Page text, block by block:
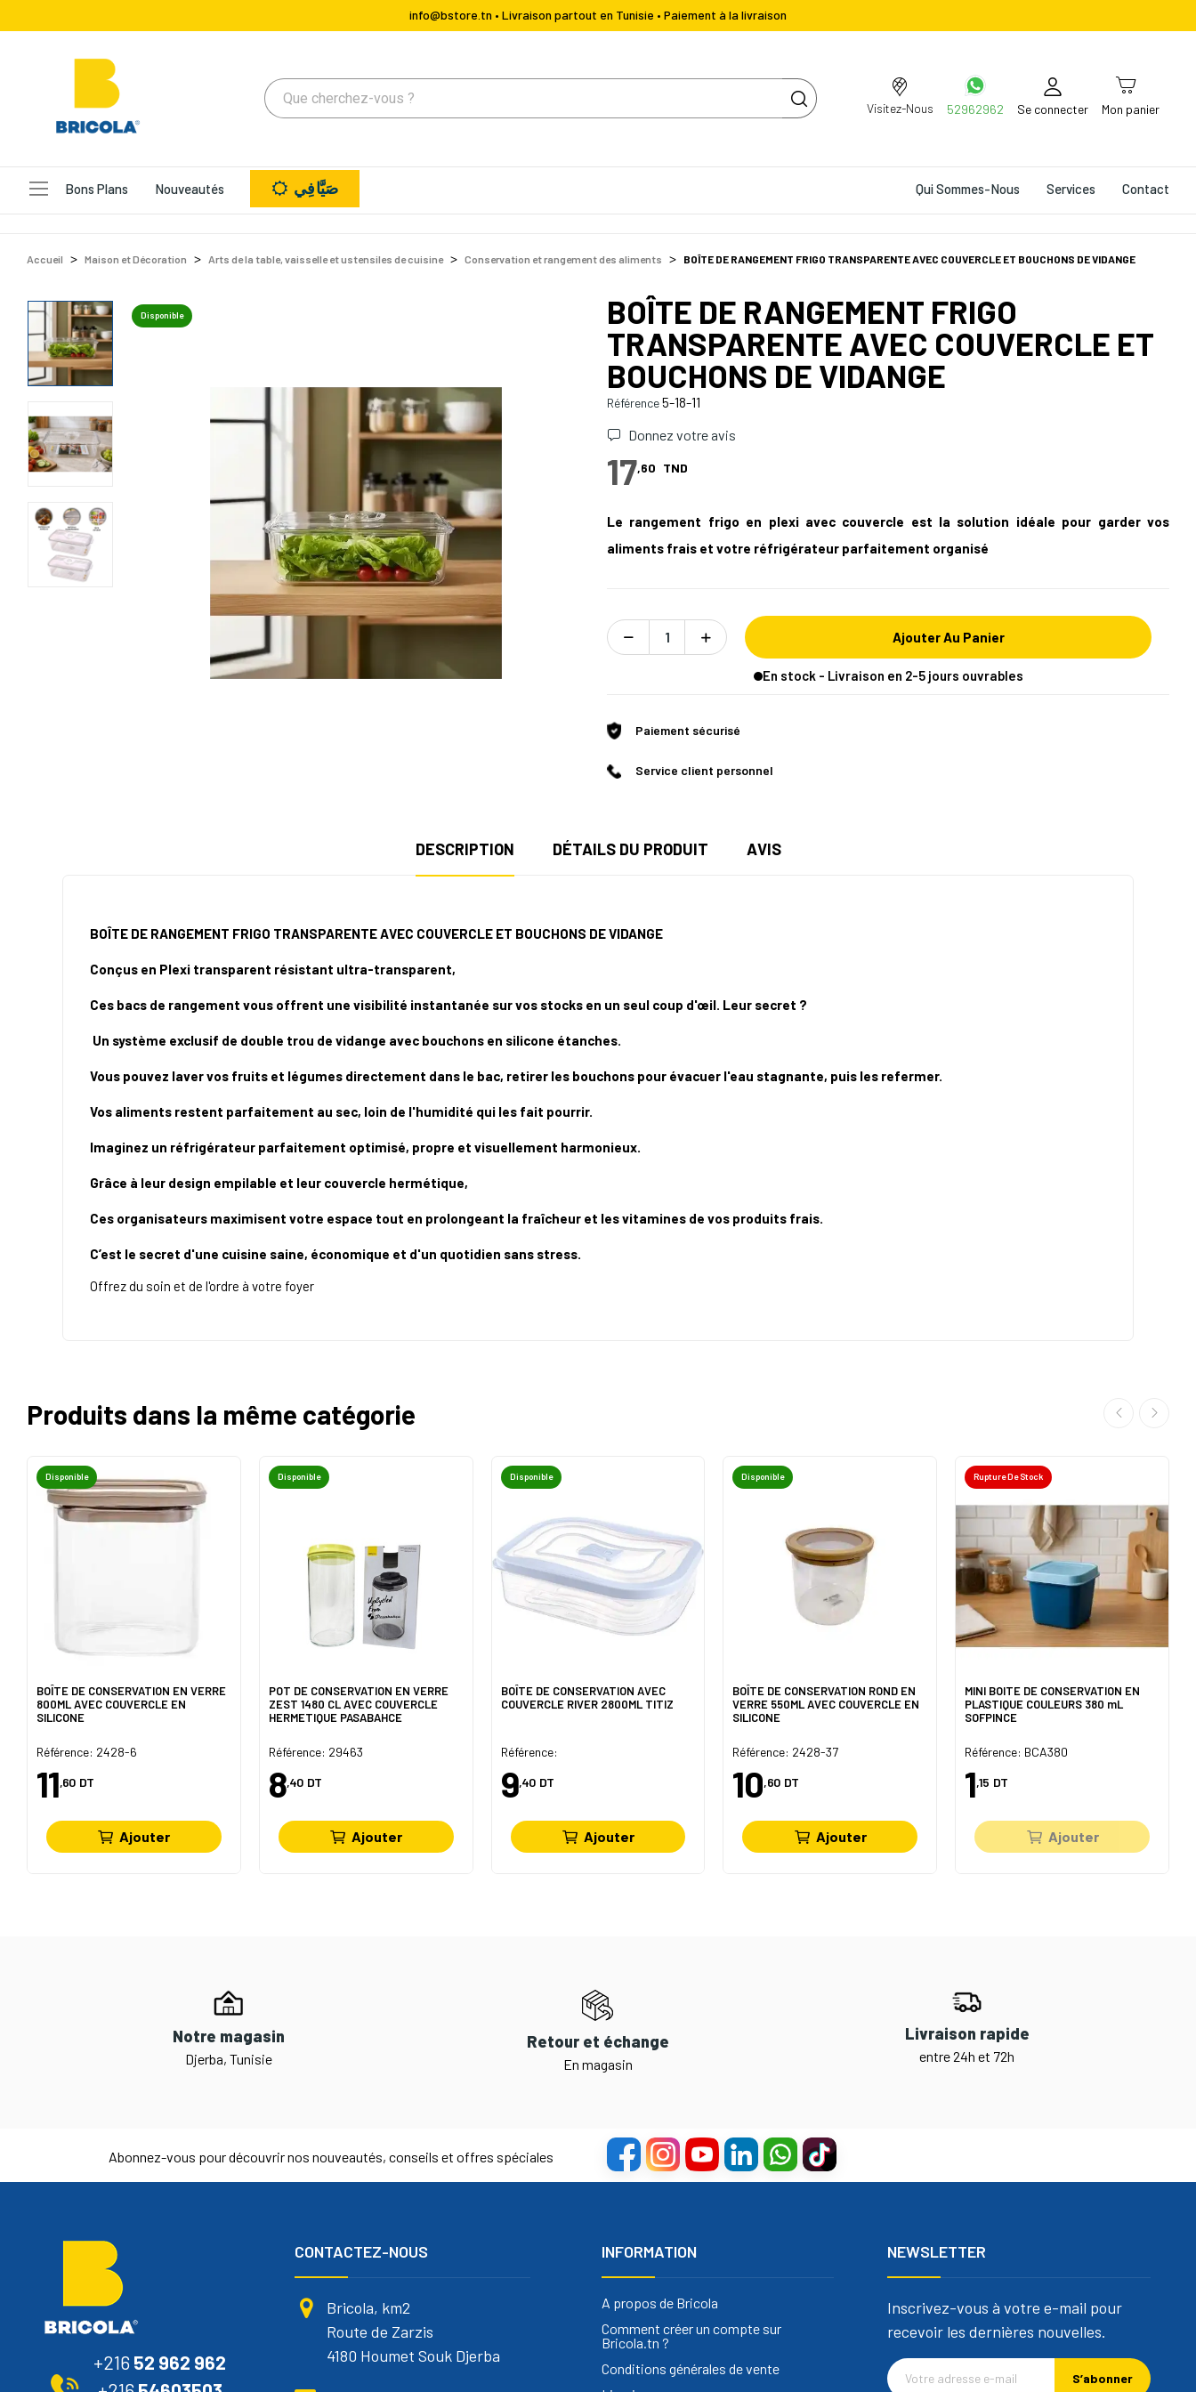
info@bstore.tn • Livraison partout en Tunisie • Paiement à la livraison
Visitez-Nous 52962962 Se connecter Mon panier
Bons Plans Nouveautés Qui Sommes-Nous Services Contact صَيَّافِي
Accueil Maison et Décoration Arts de la table, vaisselle et ustensiles de cuisine Conservation et rangement des aliments BOÎTE DE RANGEMENT FRIGO TRANSPARENTE AVEC COUVERCLE ET BOUCHONS DE VIDANGE
Disponible
BOÎTE DE RANGEMENT FRIGO
TRANSPARENTE AVEC COUVERCLE ET
BOUCHONS DE VIDANGE
Référence5-18-11
Donnez votre avis
17,60 TND
Le rangement frigo en plexi avec couvercle est la solution idéale pour garder vos
aliments frais et votre réfrigérateur parfaitement organisé
Ajouter Au Panier
En stock - Livraison en 2-5 jours ouvrables
Paiement sécurisé
Service client personnel
DESCRIPTION DÉTAILS DU PRODUIT AVIS
BOÎTE DE RANGEMENT FRIGO TRANSPARENTE AVEC COUVERCLE ET BOUCHONS DE VIDANGE
Conçus en Plexi transparent résistant ultra-transparent,
Ces bacs de rangement vous offrent une visibilité instantanée sur vos stocks en un seul coup d'œil. Leur secret ?
Un système exclusif de double trou de vidange avec bouchons en silicone étanches.
Vous pouvez laver vos fruits et légumes directement dans le bac, retirer les bouchons pour évacuer l'eau stagnante, puis les refermer.
Vos aliments restent parfaitement au sec, loin de l'humidité qui les fait pourrir.
Imaginez un réfrigérateur parfaitement optimisé, propre et visuellement harmonieux.
Grâce à leur design empilable et leur couvercle hermétique,
Ces organisateurs maximisent votre espace tout en prolongeant la fraîcheur et les vitamines de vos produits frais.
C’est le secret d'une cuisine saine, économique et d'un quotidien sans stress.
Offrez du soin et de l'ordre à votre foyer
Produits dans la même catégorie
Disponible
BOÎTE DE CONSERVATION EN VERRE
800ML AVEC COUVERCLE EN
SILICONE
Référence: 2428-6
11,60 DT
Ajouter
Disponible
POT DE CONSERVATION EN VERRE
ZEST 1480 CL AVEC COUVERCLE
HERMETIQUE PASABAHCE
Référence: 29463
8,40 DT
Ajouter
Disponible
BOÎTE DE CONSERVATION AVEC
COUVERCLE RIVER 2800ML TITIZ
Référence:
9,40 DT
Ajouter
Disponible
BOÎTE DE CONSERVATION ROND EN
VERRE 550ML AVEC COUVERCLE EN
SILICONE
Référence: 2428-37
10,60 DT
Ajouter
Rupture De Stock
MINI BOITE DE CONSERVATION EN
PLASTIQUE COULEURS 380 mL
SOFPINCE
Référence: BCA380
1,15 DT
Ajouter
Notre magasin
Djerba, Tunisie
Retour et échange
En magasin
Livraison rapide
entre 24h et 72h
Abonnez-vous pour découvrir nos nouveautés, conseils et offres spéciales
+216 52 962 962
CONTACTEZ-NOUS
Bricola, km2
Route de Zarzis
4180 Houmet Souk Djerba
INFORMATION
A propos de Bricola
Comment créer un compte sur
Bricola.tn ?
Conditions générales de vente
NEWSLETTER
Inscrivez-vous à votre e-mail pour
recevoir les dernières nouvelles.
S’abonner